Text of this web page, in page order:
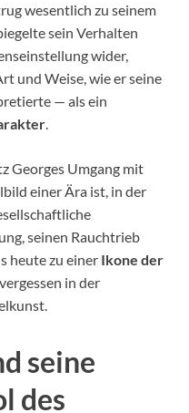
wesentlich zu seinem
sein Verhalten
wider,
und Weise, wie er seine
— als ein
.
Georges Umgang mit
einer Ära ist, in der
seinen Rauchtrieb
heute zu einer Ikone der
in der
seine
des